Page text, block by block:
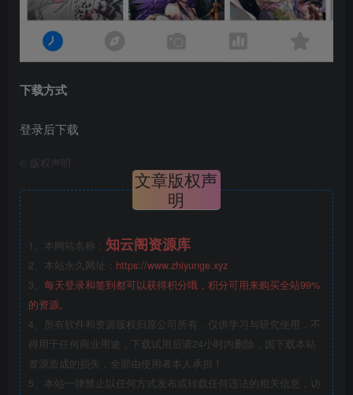
下载方式
登录后下载
版权声明
文章版权声
明
1、本网站名称： 知云阁资源库
2、本站永久网址： https://www.zhiyunge.xyz
3、 每天登录和签到都可以获得积分哦，积分可用来购买全站99%
的资源。
4、所有软件和资源版权归原公司所有，仅供学习与研究使用，不
得用于任何商业用途，下载试用后请24小时内删除，因下载本站
资源造成的损失，全部由使用者本人承担！
5、本站一律禁止以任何方式发布或转载任何违法的相关信息，访